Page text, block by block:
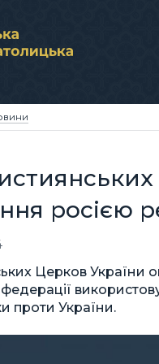
росією
Церков України
проти України.